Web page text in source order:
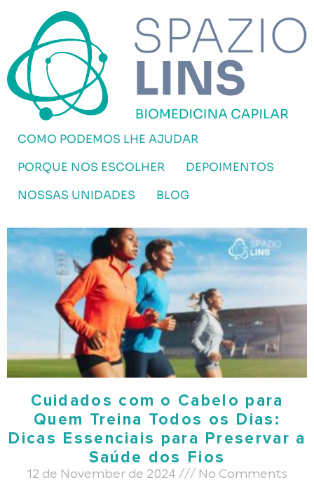
COMO PODEMOS LHE AJUDAR
PORQUE NOS ESCOLHER
DEPOIMENTOS
NOSSAS UNIDADES
BLOG
Cuidados com o Cabelo para
Quem Treina Todos os Dias:
Dicas Essenciais para Preservar a
Saúde dos Fios
12 de November de 2024 No Comments